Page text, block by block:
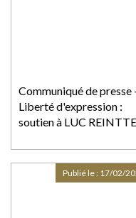
Communiqué de presse
Liberté d'expression :
soutien à LUC REINTTE
Publié le : 17/02/